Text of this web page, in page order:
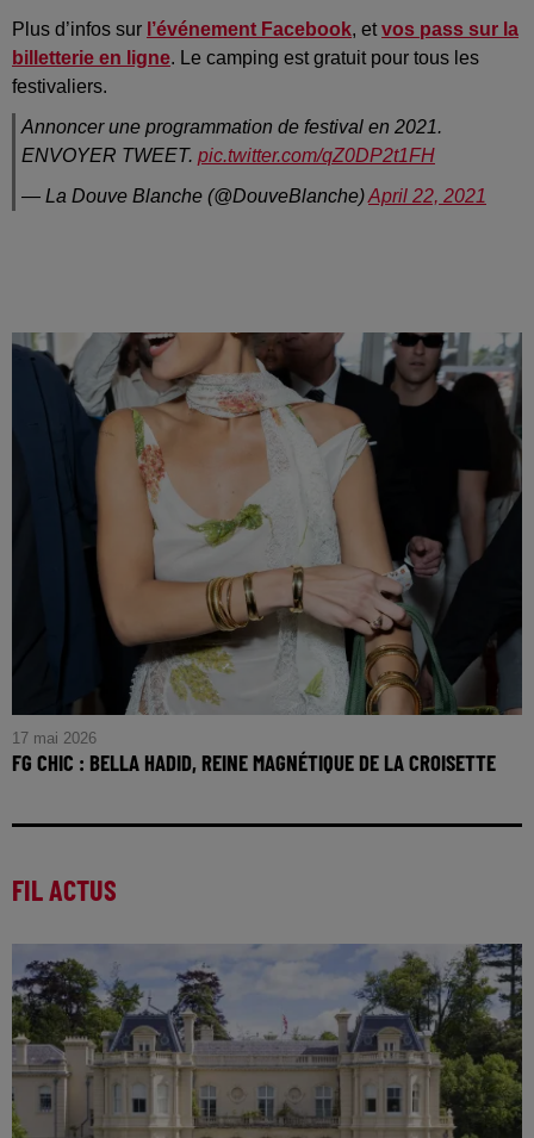
Plus d’infos sur l’événement Facebook, etvos pass sur la
billetterie en ligne. Le camping est gratuit pour tous les
festivaliers.
Annoncer une programmation de festival en 2021.
ENVOYER TWEET. pic.twitter.com/qZ0DP2t1FH
— La Douve Blanche (@DouveBlanche)April 22, 2021
17 mai 2026
FG CHIC : BELLA HADID, REINE MAGNÉTIQUE DE LA CROISETTE
FIL ACTUS